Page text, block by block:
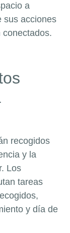
a
sus acciones
recogidos
y la
Los
tareas
y día de